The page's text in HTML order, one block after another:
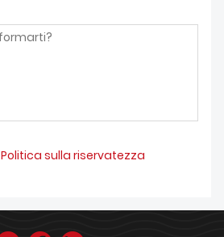
Politica sulla riservatezza